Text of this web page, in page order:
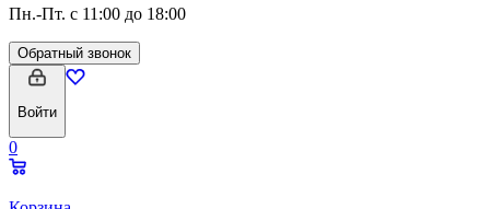
Пн.-Пт. с 11:00 до 18:00
Обратный звонок
Войти
0